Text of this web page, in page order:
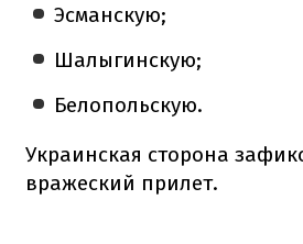
Эсманскую;
Шалыгинскую;
Белопольскую.
Украинская сторона
вражеский прилет.